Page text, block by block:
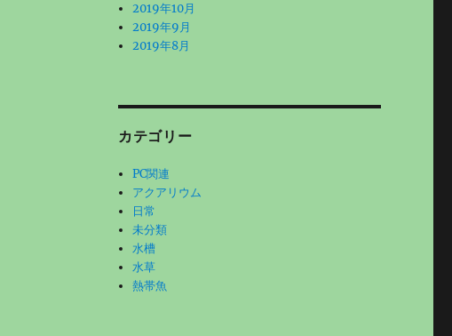
2019年10月
2019年9月
2019年8月
カテゴリー
PC関連
アクアリウム
日常
未分類
水槽
水草
熱帯魚